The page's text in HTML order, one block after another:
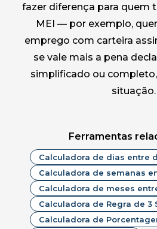
fazer diferença para quem
MEI — por exemplo,
emprego com carteira
se vale mais a pena
simplificado ou
situação.
Ferramentas
Calculadora de dias entre
Calculadora de semanas
Calculadora de meses
Calculadora de Regra de 3
Calculadora de